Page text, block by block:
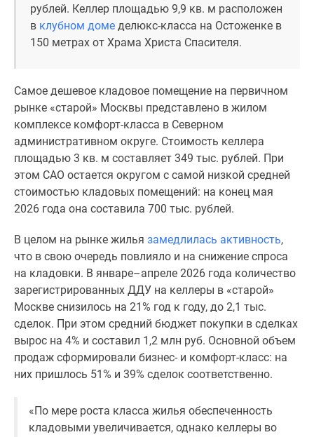
Новости
недвижимости
Мнение
рынка
Покупателю
Экспертиза
новостроек
Эксперты
авторы
Контакты
Реклама
сайте
Дзен
Машино-
места
Апартаменты
ипотека
#рассрочка
рублей. Келлер площадью 9,9 кв. м расположен
в клубном доме делюкс-класса на Остоженке в
150 метрах от Храма Христа Спасителя.
Самое дешевое кладовое помещение на первичном
рынке «старой» Москвы представлено в жилом
комплексе комфорт-класса в Северном
административном округе. Стоимость келлера
площадью 3 кв. м составляет 349 тыс. рублей. При
этом САО остается округом с самой низкой средней
стоимостью кладовых помещений: на конец мая
2026 года она составила 700 тыс. рублей.
В целом на рынке жилья замедлилась активность,
что в свою очередь повлияло и на снижение спроса
на кладовки. В январе–апреле 2026 года количество
зарегистрированных ДДУ на келлеры в «старой»
Москве снизилось на 21% год к году, до 2,1 тыс.
сделок. При этом средний бюджет покупки в сделках
вырос на 4% и составил 1,2 млн руб. Основной объем
продаж сформировали бизнес- и комфорт-класс: на
них пришлось 51% и 39% сделок соответственно.
«По мере роста класса жилья обеспеченность
кладовыми увеличивается, однако келлеры во